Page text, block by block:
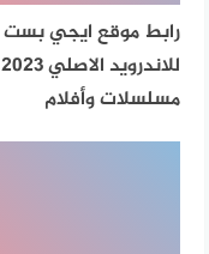
رابط موقع ايجي بست
للاندرويد الاصلي 2023
مسلسلات وأفلام